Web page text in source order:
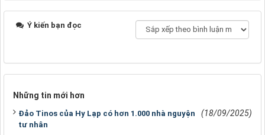
Ý kiến bạn đọc
Những tin mới hơn
Đảo Tinos của Hy Lạp có hơn 1.000 nhà nguyện
tư nhân
(18/09/2025)